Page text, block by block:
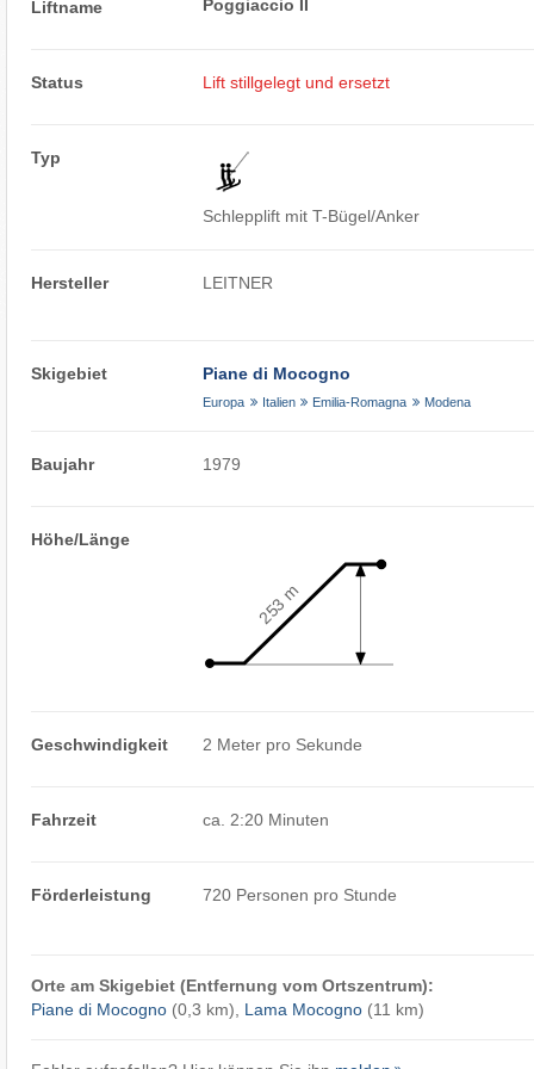
Liftname Poggiaccio II
Status Lift stillgelegt und ersetzt
Typ
Schlepplift mit T-Bügel/Anker
Hersteller LEITNER
Skigebiet Piane di Mocogno
Europa Italien Emilia-Romagna Modena
Baujahr 1979
Höhe/Länge
253 m
Geschwindigkeit 2 Meter pro Sekunde
Fahrzeit ca. 2:20 Minuten
Förderleistung 720 Personen pro Stunde
Orte am Skigebiet (Entfernung vom Ortszentrum):
Piane di Mocogno(0,3 km), Lama Mocogno(11 km)